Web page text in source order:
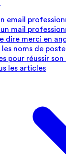
email
mail
dire merci en
noms de
pour réussir
les articles